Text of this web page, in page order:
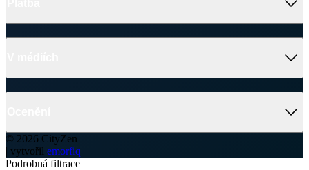
© 2026 CityZen
| vytvořil emorfiq
Podrobná filtrace